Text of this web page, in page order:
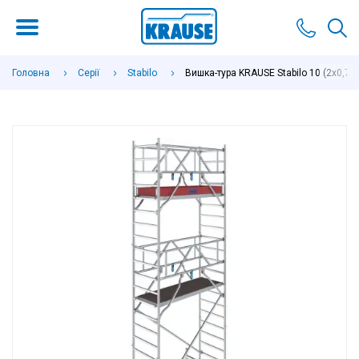
Головна Серії Stabilo Вишка-тура KRAUSE Stabilo 10